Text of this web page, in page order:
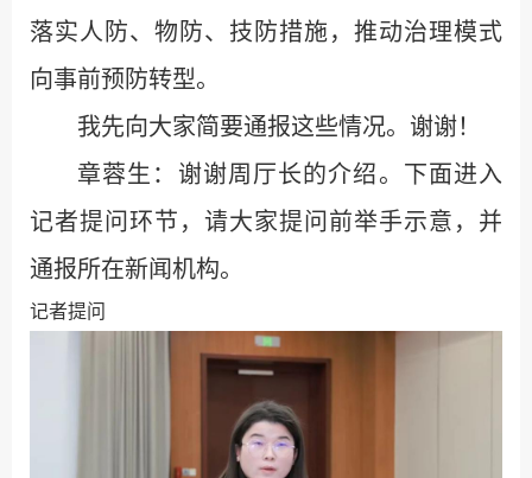
落实人防、物防、技防措施，推动治理模式
向事前预防转型。
我先向大家简要通报这些情况。谢谢！
章蓉生：谢谢周厅长的介绍。下面进入
记者提问环节，请大家提问前举手示意，并
通报所在新闻机构。
记者提问